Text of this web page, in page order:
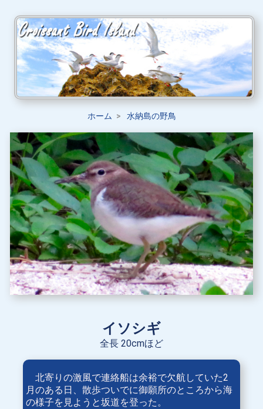
ホーム 水納島の野鳥
イソシギ
全長 20cmほど
北寄りの激風で連絡船は余裕で欠航していた2
月のある日、散歩ついでに御願所のところから海
の様子を見ようと坂道を登った。